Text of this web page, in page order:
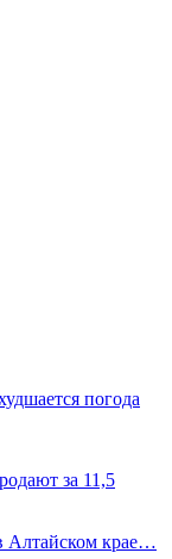
погода
за 11,5
Алтайском крае…